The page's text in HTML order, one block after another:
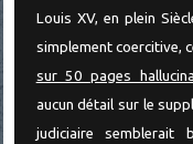
Louis XV, en plein
simplement coercitive,
sur 50 pages
aucun détail sur le
judiciaire semblerait